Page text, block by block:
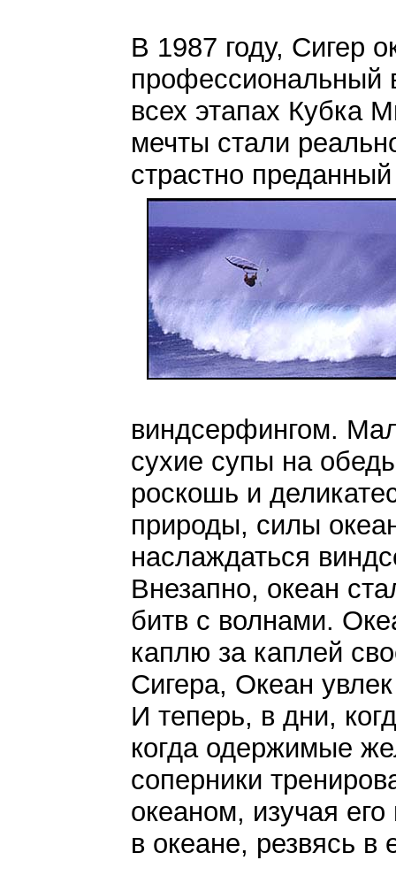
В 1987 году, Сигер
профессиональный
всех этапах Кубка
мечты стали
страстно
виндсерфингом.
сухие супы на
роскошь и
природы, силы
наслаждаться
Внезапно, океан
битв с волнами.
каплю за каплей
Сигера, Океан
И теперь, в дни,
когда одержимые
соперники
океаном, изучая
в океане, резвясь в